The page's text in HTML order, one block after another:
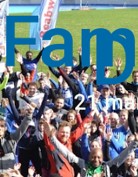
21